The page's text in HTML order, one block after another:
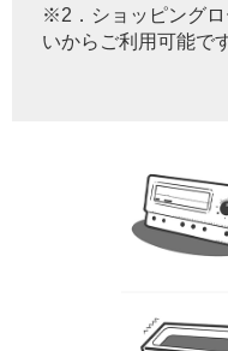
※2．ショッピング
いからご利用可能で